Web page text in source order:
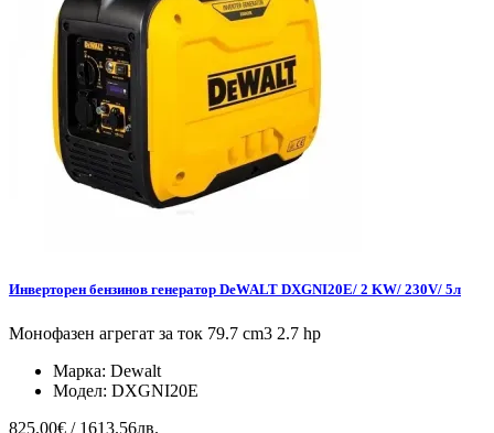
Инверторен бензинов генератор DeWALT DXGNI20E/ 2 KW/ 230V/ 5л
Монофазен агрегат за ток 79.7 cm3 2.7 hp
Марка: Dewalt
Модел: DXGNI20E
825.00€ / 1613.56лв.